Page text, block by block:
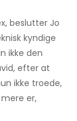
beslutter Jo
kyndige
ikke den
efter at
ikke troede,
er,